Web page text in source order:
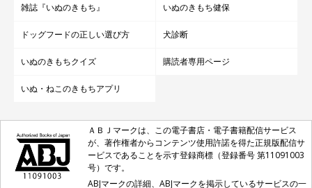
雑誌『いぬのきもち』 いぬのきもち健保
ドッグフードの正しい選び方 犬診断
いぬのきもちクイズ 購読者専用ページ
いぬ・ねこのきもちアプリ
ＡＢＪマークは、この電子書店・電子書籍配信サービス
が、著作権者からコンテンツ使用許諾を得た正規版配信サ
ービスであることを示す登録商標（登録番号 第11091003
号）です。
ABJマークの詳細、ABJマークを掲示しているサービスの一